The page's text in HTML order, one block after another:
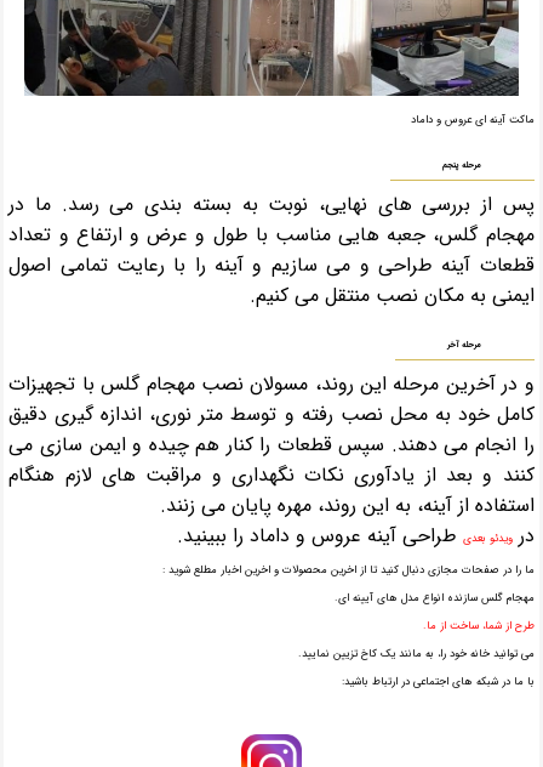
ماکت آینه ای عروس و داماد
مرحله پنجم
پس از بررسی های نهایی، نوبت به بسته بندی می رسد. ما در
مهجام گلس، جعبه هایی مناسب با طول و عرض و ارتفاع و تعداد
قطعات آینه طراحی و می سازیم و آینه را با رعایت تمامی اصول
ایمنی به مکان نصب منتقل می کنیم.
مرحله آخر
و در آخرین مرحله این روند، مسولان نصب مهجام گلس با تجهیزات
کامل خود به محل نصب رفته و توسط متر نوری، اندازه گیری دقیق
را انجام می دهند. سپس قطعات را کنار هم چیده و ایمن سازی می
کنند و بعد از یادآوری نکات نگهداری و مراقبت های لازم هنگام
استفاده از آینه، به این روند، مهره پایان می زنند.
درویدئو بعدی طراحی آینه عروس و داماد را ببینید.
ما را در صفحات مجازی دنبال کنید تا از اخرین محصولات و اخرین اخبار مطلع شوید :
مهجام گلس سازنده انواع مدل های آیینه ای.
طرح از شما، ساخت از ما.
می توانید خانه خود را، به مانند یک کاخ تزیین نمایید.
با ما در شبکه های اجتماعی در ارتباط باشید: